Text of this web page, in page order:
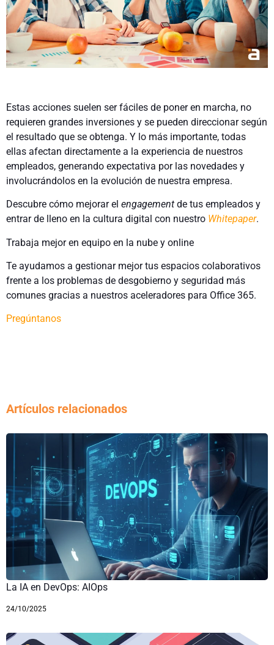
Estas acciones suelen ser fáciles de poner en marcha, no
requieren grandes inversiones y se pueden direccionar según
el resultado que se obtenga. Y lo más importante, todas
ellas afectan directamente a la experiencia de nuestros
empleados, generando expectativa por las novedades y
involucrándolos en la evolución de nuestra empresa.
Descubre cómo mejorar el engagement de tus empleados y
entrar de lleno en la cultura digital con nuestro Whitepaper.
Trabaja mejor en equipo en la nube y online
Te ayudamos a gestionar mejor tus espacios colaborativos
frente a los problemas de desgobierno y seguridad más
comunes gracias a nuestros aceleradores para Office 365.
Pregúntanos
Artículos relacionados
La IA en DevOps: AIOps
24/10/2025